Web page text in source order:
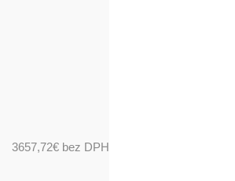
3657,72€ bez DPH